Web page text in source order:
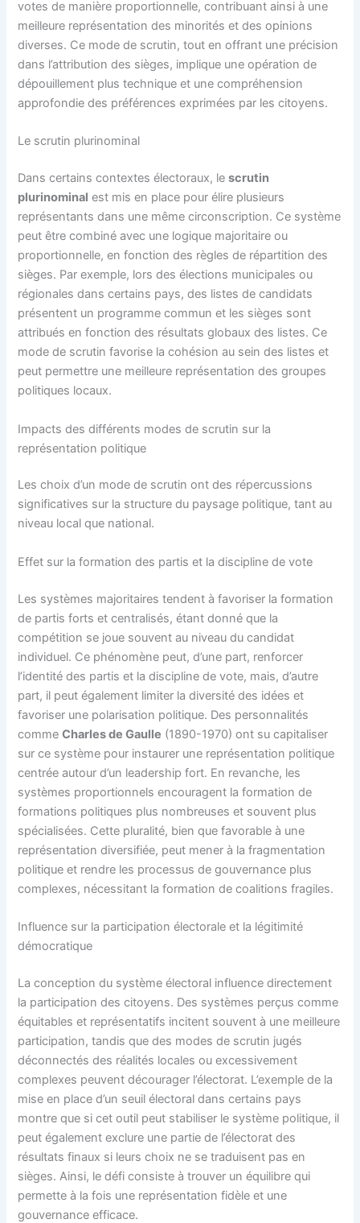
votes de manière proportionnelle, contribuant ainsi à une
meilleure représentation des minorités et des opinions
diverses. Ce mode de scrutin, tout en offrant une précision
dans l’attribution des sièges, implique une opération de
dépouillement plus technique et une compréhension
approfondie des préférences exprimées par les citoyens.
Le scrutin plurinominal
Dans certains contextes électoraux, lescrutin
plurinominal est mis en place pour élire plusieurs
représentants dans une même circonscription. Ce système
peut être combiné avec une logique majoritaire ou
proportionnelle, en fonction des règles de répartition des
sièges. Par exemple, lors des élections municipales ou
régionales dans certains pays, des listes de candidats
présentent un programme commun et les sièges sont
attribués en fonction des résultats globaux des listes. Ce
mode de scrutin favorise la cohésion au sein des listes et
peut permettre une meilleure représentation des groupes
politiques locaux.
Impacts des différents modes de scrutin sur la
représentation politique
Les choix d’un mode de scrutin ont des répercussions
significatives sur la structure du paysage politique, tant au
niveau local que national.
Effet sur la formation des partis et la discipline de vote
Les systèmes majoritaires tendent à favoriser la formation
de partis forts et centralisés, étant donné que la
compétition se joue souvent au niveau du candidat
individuel. Ce phénomène peut, d’une part, renforcer
l’identité des partis et la discipline de vote, mais, d’autre
part, il peut également limiter la diversité des idées et
favoriser une polarisation politique. Des personnalités
commeCharles de Gaulle (1890-1970) ont su capitaliser
sur ce système pour instaurer une représentation politique
centrée autour d’un leadership fort. En revanche, les
systèmes proportionnels encouragent la formation de
formations politiques plus nombreuses et souvent plus
spécialisées. Cette pluralité, bien que favorable à une
représentation diversifiée, peut mener à la fragmentation
politique et rendre les processus de gouvernance plus
complexes, nécessitant la formation de coalitions fragiles.
Influence sur la participation électorale et la légitimité
démocratique
La conception du système électoral influence directement
la participation des citoyens. Des systèmes perçus comme
équitables et représentatifs incitent souvent à une meilleure
participation, tandis que des modes de scrutin jugés
déconnectés des réalités locales ou excessivement
complexes peuvent décourager l’électorat. L’exemple de la
mise en place d’un seuil électoral dans certains pays
montre que si cet outil peut stabiliser le système politique, il
peut également exclure une partie de l’électorat des
résultats finaux si leurs choix ne se traduisent pas en
sièges. Ainsi, le défi consiste à trouver un équilibre qui
permette à la fois une représentation fidèle et une
gouvernance efficace.